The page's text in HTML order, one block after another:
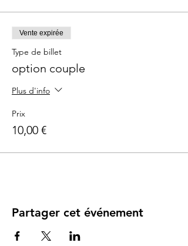
A partir de l'âge de l'éveil, le porter à la
découverte du monde qui l'entoure, c'est
lui offir le plus beau des voyages !
Vente expirée
Type de billet
option couple
Plus d'info
Prix
10,00 €
Partager cet événement